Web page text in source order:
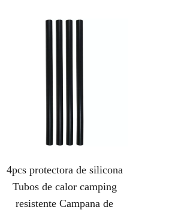
4pcs protectora de silicona
Tubos de calor camping
resistente Campana de